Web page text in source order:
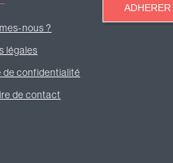
nous ?
légales
de confidentialité
de contact